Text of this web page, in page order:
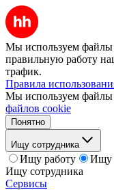
Мы используем файлы
правильную работу
трафик.
Правила
Мы используем файлы
файлов cookie
Понятно
Ищу сотрудника
Ищу работу
Ищу
Ищу сотрудника
Сервисы